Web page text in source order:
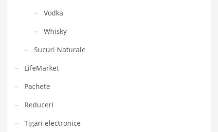
Vodka
Whisky
Sucuri Naturale
LifeMarket
Pachete
Reduceri
Tigari electronice